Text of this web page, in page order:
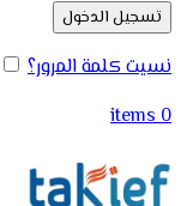
تسجيل الدخول
نسيت كلمة المرور؟
0
items